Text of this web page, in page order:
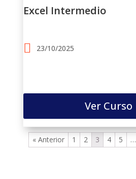
Excel Intermedio
23/10/2025
Ver Curso
« Anterior 1 2 3 4 5 …